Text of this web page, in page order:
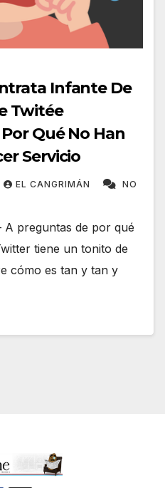
Infante De
Twitée
Qué No Han
Servicio
EL CANGRIMÁN NO
A preguntas de por qué
tiene un tonito de
cómo es tan y tan y